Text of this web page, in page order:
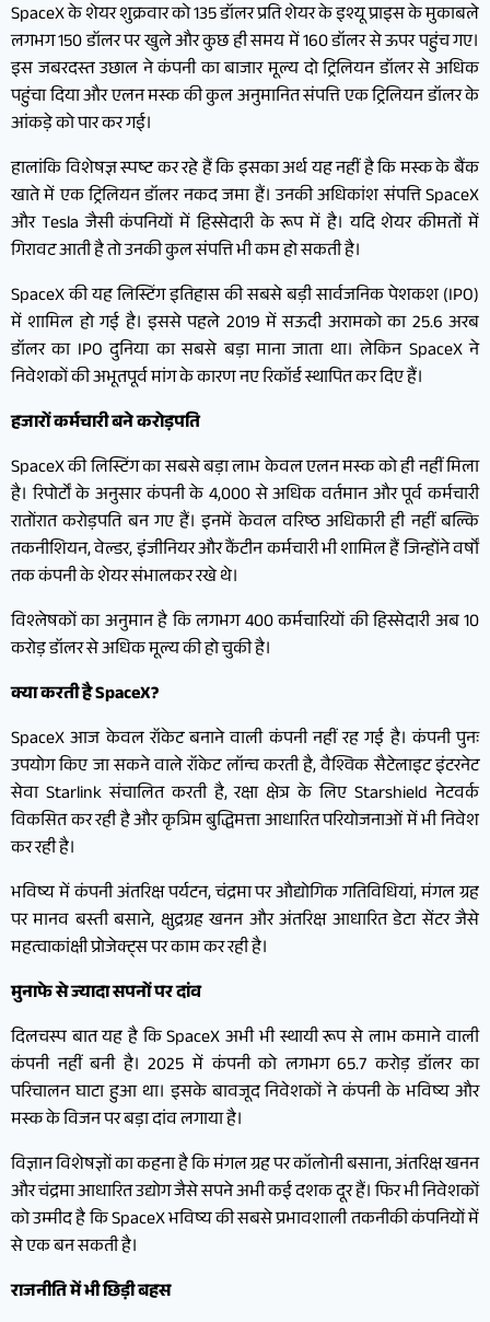
SpaceX के शेयर शुक्रवार को 135 डॉलर प्रति शेयर के इश्यू प्राइस के मुकाबले
लगभग 150 डॉलर पर खुले और कुछ ही समय में 160 डॉलर से ऊपर पहुंच गए।
इस जबरदस्त उछाल ने कंपनी का बाजार मूल्य दो ट्रिलियन डॉलर से अधिक
पहुंचा दिया और एलन मस्क की कुल अनुमानित संपत्ति एक ट्रिलियन डॉलर के
आंकड़े को पार कर गई।
हालांकि विशेषज्ञ स्पष्ट कर रहे हैं कि इसका अर्थ यह नहीं है कि मस्क के बैंक
खाते में एक ट्रिलियन डॉलर नकद जमा हैं। उनकी अधिकांश संपत्ति SpaceX
और Tesla जैसी कंपनियों में हिस्सेदारी के रूप में है। यदि शेयर कीमतों में
गिरावट आती है तो उनकी कुल संपत्ति भी कम हो सकती है।
SpaceX की यह लिस्टिंग इतिहास की सबसे बड़ी सार्वजनिक पेशकश (IPO)
में शामिल हो गई है। इससे पहले 2019 में सऊदी अरामको का 25.6 अरब
डॉलर का IPO दुनिया का सबसे बड़ा माना जाता था। लेकिन SpaceX ने
निवेशकों की अभूतपूर्व मांग के कारण नए रिकॉर्ड स्थापित कर दिए हैं।
हजारों कर्मचारी बने करोड़पति
SpaceX की लिस्टिंग का सबसे बड़ा लाभ केवल एलन मस्क को ही नहीं मिला
है। रिपोर्टों के अनुसार कंपनी के 4,000 से अधिक वर्तमान और पूर्व कर्मचारी
रातोंरात करोड़पति बन गए हैं। इनमें केवल वरिष्ठ अधिकारी ही नहीं बल्कि
तकनीशियन, वेल्डर, इंजीनियर और कैंटीन कर्मचारी भी शामिल हैं जिन्होंने वर्षों
तक कंपनी के शेयर संभालकर रखे थे।
विश्लेषकों का अनुमान है कि लगभग 400 कर्मचारियों की हिस्सेदारी अब 10
करोड़ डॉलर से अधिक मूल्य की हो चुकी है।
क्या करती है SpaceX?
SpaceX आज केवल रॉकेट बनाने वाली कंपनी नहीं रह गई है। कंपनी पुनः
उपयोग किए जा सकने वाले रॉकेट लॉन्च करती है, वैश्विक सैटेलाइट इंटरनेट
सेवा Starlink संचालित करती है, रक्षा क्षेत्र के लिए Starshield नेटवर्क
विकसित कर रही है और कृत्रिम बुद्धिमत्ता आधारित परियोजनाओं में भी निवेश
कर रही है।
भविष्य में कंपनी अंतरिक्ष पर्यटन, चंद्रमा पर औद्योगिक गतिविधियां, मंगल ग्रह
पर मानव बस्ती बसाने, क्षुद्रग्रह खनन और अंतरिक्ष आधारित डेटा सेंटर जैसे
महत्वाकांक्षी प्रोजेक्ट्स पर काम कर रही है।
मुनाफे से ज्यादा सपनों पर दांव
दिलचस्प बात यह है कि SpaceX अभी भी स्थायी रूप से लाभ कमाने वाली
कंपनी नहीं बनी है। 2025 में कंपनी को लगभग 65.7 करोड़ डॉलर का
परिचालन घाटा हुआ था। इसके बावजूद निवेशकों ने कंपनी के भविष्य और
मस्क के विजन पर बड़ा दांव लगाया है।
विज्ञान विशेषज्ञों का कहना है कि मंगल ग्रह पर कॉलोनी बसाना, अंतरिक्ष खनन
और चंद्रमा आधारित उद्योग जैसे सपने अभी कई दशक दूर हैं। फिर भी निवेशकों
को उम्मीद है कि SpaceX भविष्य की सबसे प्रभावशाली तकनीकी कंपनियों में
से एक बन सकती है।
राजनीति में भी छिड़ी बहस